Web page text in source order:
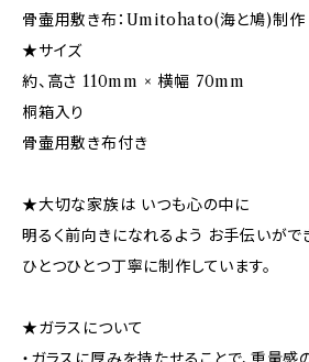
骨壷用敷き布：Umitohato(海と鳩)制作
★サイズ
約、高さ 110mm × 横幅 70mm
桐箱入り
骨壷用敷き布付き
★大切な家族は いつも心の中に
明るく前向きになれるよう お手伝いがで
ひとつひとつ丁寧に制作しています。
★ガラスについて